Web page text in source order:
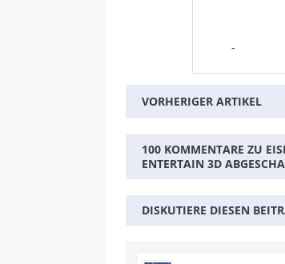
-
VORHERIGER ARTIKEL
100 KOMMENTARE ZU
ENTERTAIN 3D
DISKUTIERE DIESEN